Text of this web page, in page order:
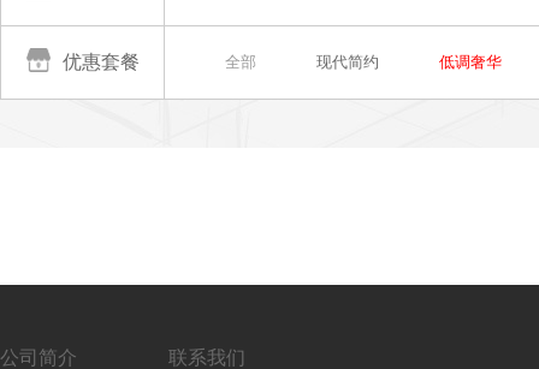
优惠套餐 全部 现代简约 低调奢华
公司简介 联系我们